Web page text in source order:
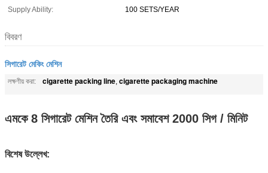
Supply Ability:
100 SETS/YEAR
বিবরণ
সিগারেট মেকিং মেশিন
লক্ষণীয় করা: cigarette packing line, cigarette packaging machine
এমকে 8 সিগারেট মেশিন তৈরি এবং সমাবেশ 2000 সিগ / মিনিট
বিশেষ উল্লেখ: